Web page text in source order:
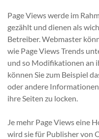
Page Views werde im
gezählt und dienen als
Betreiber. Webmaster
wie Page Views Trends
und so Modifikationen an
können Sie zum Beispiel
oder andere
ihre Seiten zu locken.
Je mehr Page Views eine
wird sie für Publisher von